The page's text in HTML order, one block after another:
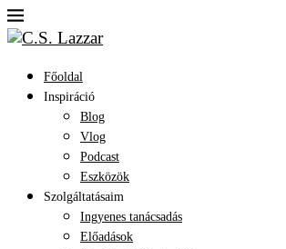
Főoldal
Inspiráció
Blog
Vlog
Podcast
Eszközök
Szolgáltatásaim
Ingyenes tanácsadás
Előadások